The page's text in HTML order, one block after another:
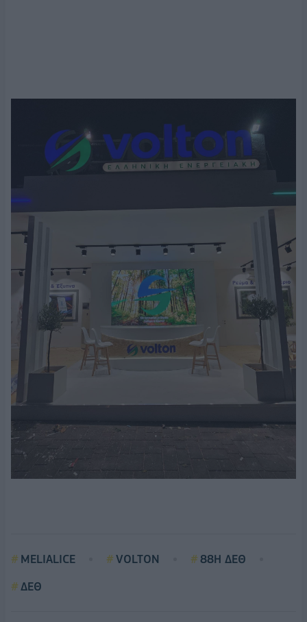
MELIALICE VOLTON
88Η ΔΕΘ
ΔΕΘ